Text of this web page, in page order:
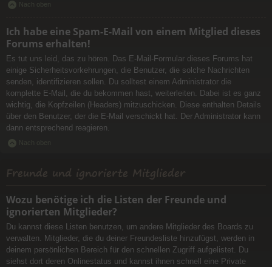
Nach oben
Ich habe eine Spam-E-Mail von einem Mitglied dieses
Forums erhalten!
Es tut uns leid, das zu hören. Das E-Mail-Formular dieses Forums hat
einige Sicherheitsvorkehrungen, die Benutzer, die solche Nachrichten
senden, identifizieren sollen. Du solltest einem Administrator die
komplette E-Mail, die du bekommen hast, weiterleiten. Dabei ist es ganz
wichtig, die Kopfzeilen (Headers) mitzuschicken. Diese enthalten Details
über den Benutzer, der die E-Mail verschickt hat. Der Administrator kann
dann entsprechend reagieren.
Nach oben
Freunde und ignorierte Mitglieder
Wozu benötige ich die Listen der Freunde und
ignorierten Mitglieder?
Du kannst diese Listen benutzen, um andere Mitglieder des Boards zu
verwalten. Mitglieder, die du deiner Freundesliste hinzufügst, werden in
deinem persönlichen Bereich für den schnellen Zugriff aufgelistet. Du
siehst dort deren Onlinestatus und kannst ihnen schnell eine Private